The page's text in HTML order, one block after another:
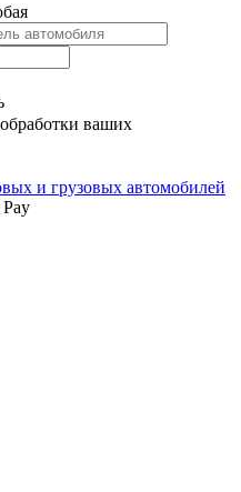
ваших
и грузовых автомобилей